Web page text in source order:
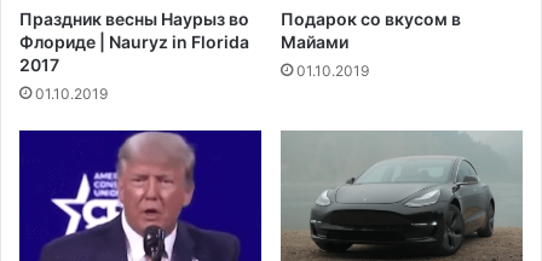
и
к
а
н
с
т
д
я
п
Праздник весны Наурыз во
Флориде | Nauryz in Florida
2017
01.10.2019
Подарок со вкусом в
Майами
01.10.2019